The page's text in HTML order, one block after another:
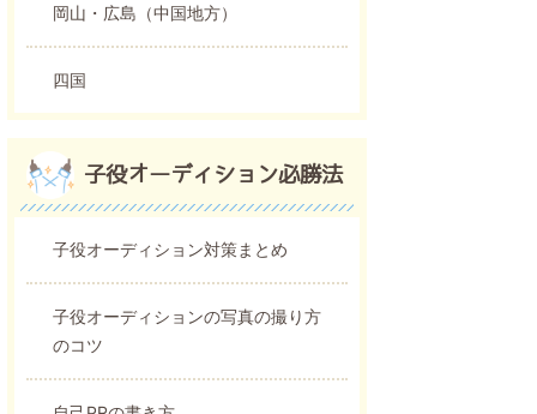
岡山・広島（中国地方）
四国
子役オーディション必勝法
子役オーディション対策まとめ
子役オーディションの写真の撮り方
のコツ